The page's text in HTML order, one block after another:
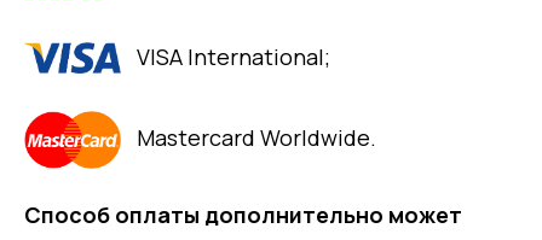
VISA International;
Mastercard Worldwide.
Способ оплаты дополнительно может